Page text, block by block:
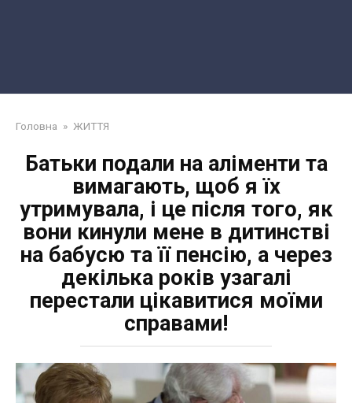
Головна » ЖИТТЯ
Батьки подали на аліменти та
вимагають, щоб я їх
утримувала, і це після того, як
вони кинули мене в дитинстві
на бабусю та її пенсію, а через
декілька років узагалі
перестали цікавитися моїми
справами!